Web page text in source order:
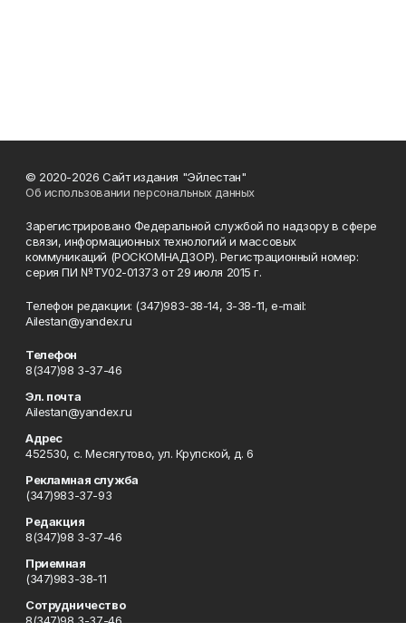
© 2020-2026 Сайт издания "Эйлестан"
Об использовании персональных данных
Зарегистрировано Федеральной службой по надзору в сфере
связи, информационных технологий и массовых
коммуникаций (РОСКОМНАДЗОР). Регистрационный номер:
серия ПИ №ТУ02-01373 от 29 июля 2015 г.
Телефон редакции: (347)983-38-14, 3-38-11, e-mail:
Ailestan@yandex.ru
Телефон
8(347)98 3-37-46
Эл. почта
Ailestan@yandex.ru
Адрес
452530, с. Месягутово, ул. Крупской, д. 6
Рекламная служба
(347)983-37-93
Редакция
8(347)98 3-37-46
Приемная
(347)983-38-11
Сотрудничество
8(347)98 3-37-46